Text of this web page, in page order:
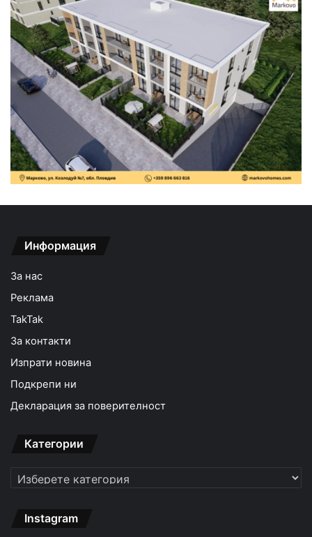
Информация
За нас
Реклама
TakTak
За контакти
Изпрати новина
Подкрепи ни
Декларация за поверителност
Категории
Категории
Instagram